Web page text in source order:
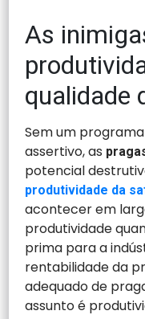
As
qualidade
Sem um
assertivo, as
potencial
produtividade da
acontecer em
produtividade
prima para a
rentabilidade da
adequado de
assunto é